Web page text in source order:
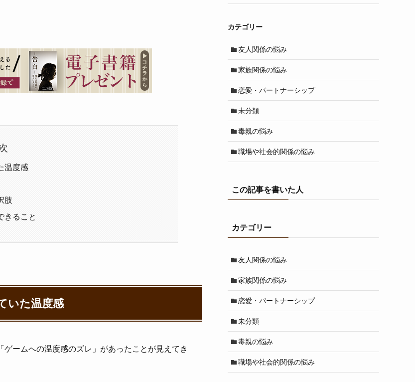
温度感
肢
きること
いた温度感
ームへの温度感のズレ」があったことが見えてき
カテゴリー
友人関係の悩み
家族関係の悩み
恋愛・パートナーシップ
未分類
毒親の悩み
職場や社会的関係の悩み
この記事を書いた人
カテゴリー
友人関係の悩み
家族関係の悩み
恋愛・パートナーシップ
未分類
毒親の悩み
職場や社会的関係の悩み